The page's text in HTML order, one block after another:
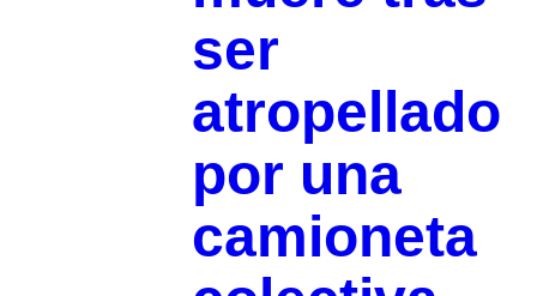
ser
atropellado
por una
camioneta